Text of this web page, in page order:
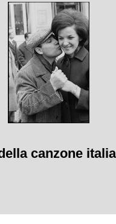
canzone